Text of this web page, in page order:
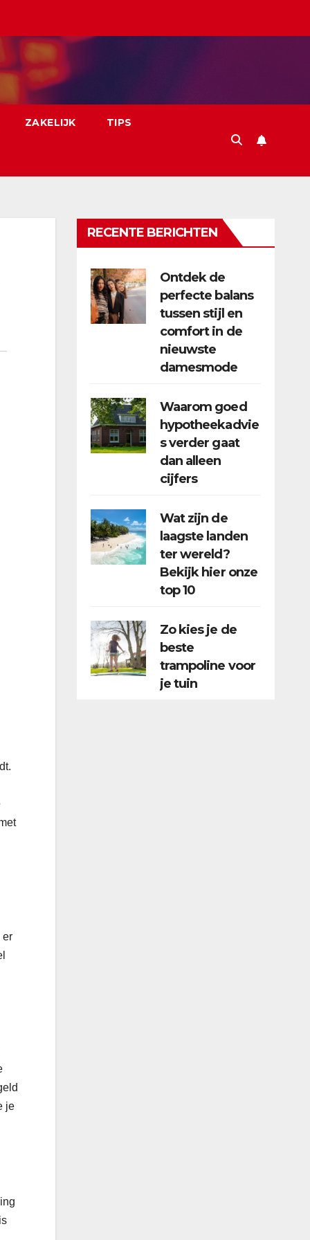
ZAKELIJK TIPS
er
je
RECENTE BERICHTEN
Ontdek de
perfecte balans
tussen stijl en
comfort in de
nieuwste
damesmode
Waarom goed
hypotheekadvie
s verder gaat
dan alleen
cijfers
Wat zijn de
laagste landen
ter wereld?
Bekijk hier onze
top 10
Zo kies je de
beste
trampoline voor
je tuin